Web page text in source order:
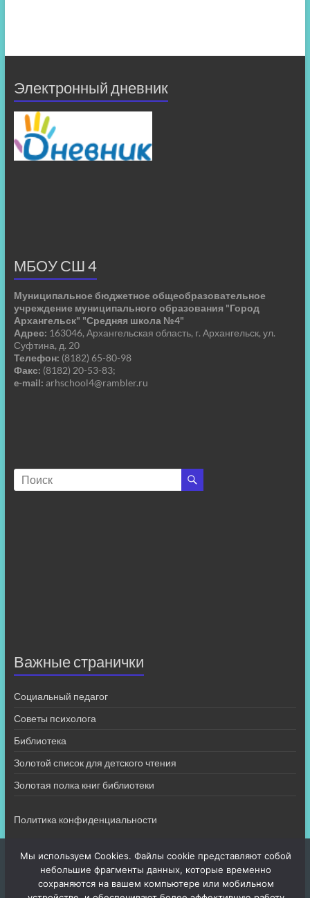
Электронный дневник
МБОУ СШ 4
Муниципальное бюджетное общеобразовательное
учреждение муниципального образования "Город
Архангельск" "Средняя школа №4"
Адрес: 163046, Архангельская область, г. Архангельск, ул.
Суфтина, д. 20
Телефон: (8182) 65-80-98
Факс: (8182) 20-53-83;
e-mail: arhschool4@rambler.ru
Важные странички
Социальный педагог
Советы психолога
Библиотека
Золотой список для детского чтения
Золотая полка книг библиотеки
Политика конфиденциальности
Мы используем Cookies. Файлы cookie представляют собой
небольшие фрагменты данных, которые временно
сохраняются на вашем компьютере или мобильном